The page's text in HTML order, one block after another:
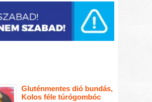
Gluténmentes dió bundás,
Kolos féle túrógombóc